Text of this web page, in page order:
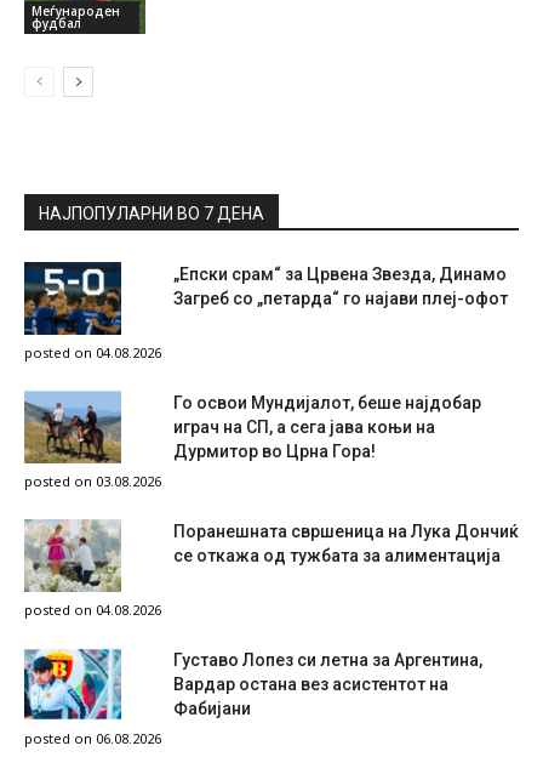
Меѓународен
фудбал
НАЈПОПУЛАРНИ ВО 7 ДЕНА
„Епски срам“ за Црвена Звезда, Динамо
Загреб со „петарда“ го најави плеј-офот
posted on 04.08.2026
Го освои Мундијалот, беше најдобар
играч на СП, а сега јава коњи на
Дурмитор во Црна Гора!
posted on 03.08.2026
Поранешната свршеница на Лука Дончиќ
се откажа од тужбата за алиментација
posted on 04.08.2026
Густаво Лопез си летна за Аргентина,
Вардар остана вез асистентот на
Фабијани
posted on 06.08.2026